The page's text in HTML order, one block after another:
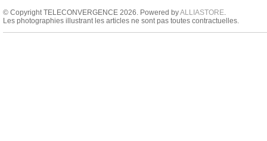
© Copyright TELECONVERGENCE 2026. Powered byALLIASTORE.
Les photographies illustrant les articles ne sont pas toutes contractuelles.